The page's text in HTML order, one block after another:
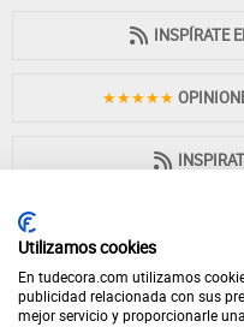
INSPÍRATE
★★★★★
PAGO 100% SEGURO
Utilizamos cookies
En tudecora.com utilizamos
publicidad relacionada con sus
mejor servicio y proporcionarle